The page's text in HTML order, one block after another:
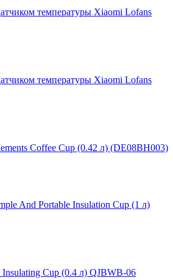
температуры Xiaomi Lofans
температуры Xiaomi Lofans
Coffee Cup (0.42 л) (DE08BH003)
And Portable Insulation Cup (1 л)
Cup (0.4 л) QJBWB-06